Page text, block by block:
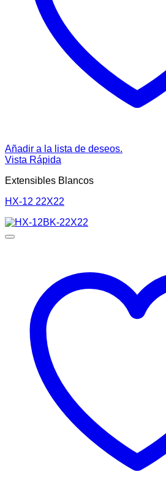
Añadir a la lista de deseos.
Vista Rápida
Extensibles Blancos
HX-12 22X22